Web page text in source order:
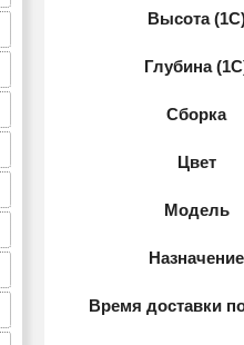
Высота
Глубина
Сборка
Цвет
Модель
Назначение
Время доставки